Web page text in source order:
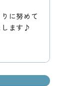
に努めて
します♪